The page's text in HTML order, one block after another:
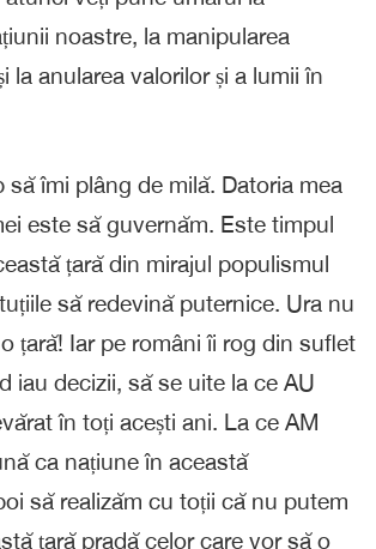
noastre, la manipularea
la anularea valorilor și a lumii în
să îmi plâng de milă. Datoria mea
este să guvernăm. Este timpul
țară din mirajul populismul
să redevină puternice. Ura nu
țară! Iar pe români îi rog din suflet
iau decizii, să se uite la ce AU
în toți acești ani. La ce AM
ca națiune în această
să realizăm cu toții că nu putem
țară pradă celor care vor să o